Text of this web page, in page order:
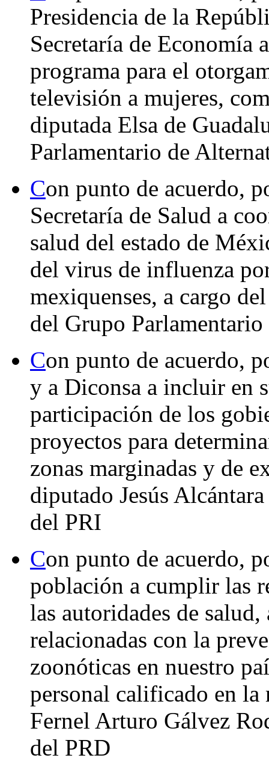
Presidencia de la
Secretaría de Economía
programa para el
televisión a mujeres,
diputada Elsa de
Parlamentario de
Con punto de acuerdo,
Secretaría de Salud a
salud del estado de
del virus de influenza
mexiquenses, a cargo
del Grupo
Con punto de acuerdo,
y a Diconsa a incluir en
participación de los
proyectos para
zonas marginadas y de
diputado Jesús
del PRI
Con punto de acuerdo,
población a cumplir las
las autoridades de
relacionadas con la
zoonóticas en nuestro
personal calificado en la
Fernel Arturo Gálvez
del PRD